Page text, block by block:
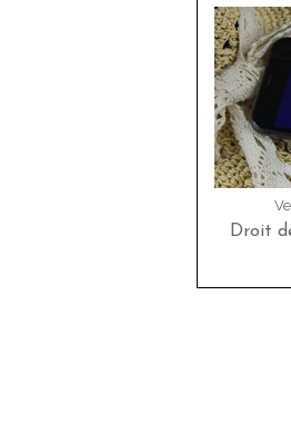
Droit